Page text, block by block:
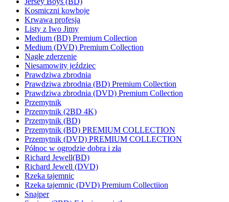
Kosmiczni kowboje
Krwawa profesja
Listy z Iwo Jimy
Medium (BD) Premium Collection
Medium (DVD) Premium Collection
Nagłe zderzenie
Niesamowity jeździec
Prawdziwa zbrodnia
Prawdziwa zbrodnia (BD) Premium Collection
Prawdziwa zbrodnia (DVD) Premium Collection
Przemytnik
Przemytnik (2BD 4K)
Przemytnik (BD)
Przemytnik (BD) PREMIUM COLLECTION
Przemytnik (DVD) PREMIUM COLLECTION
Północ w ogrodzie dobra i zła
Richard Jewell(BD)
Richard Jewell (DVD)
Rzeka tajemnic
Rzeka tajemnic (DVD) Premium Collectiion
Snajper